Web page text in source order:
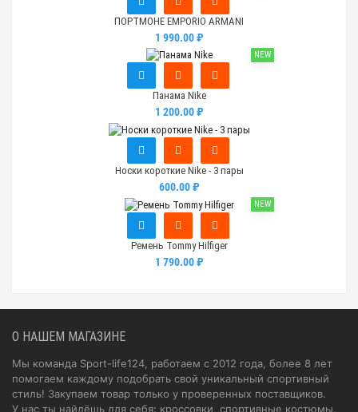
ПОРТМОНЕ EMPORIO ARMANI
1 990.00 ₽
NEW
Панама Nike
1 200.00 ₽
Носки короткие Nike - 3 пары
600.00 ₽
NEW
Ремень Tommy Hilfiger
1 790.00 ₽
О НАШЕМ МАГАЗИНЕ
Мы команда Sport-life124, работаем с 2012 года, более 8 лет
помогаем каждому подобрать свой уникальный спортивный
стиль! Закупаем товар только у проверенных поставщиков.
У нас ты найдёшь для себя: кроссовки, спортивные костюмы,